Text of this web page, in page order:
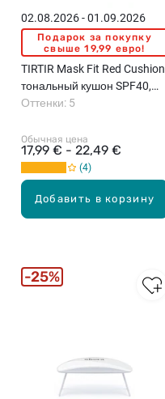
Добавить в корзину
02.08.2026 - 01.09.2026
Подарок за покупку
свыше 19,99 евро!
TIRTIR Mask Fit Red Cushion
тональный кушон SPF40,
18г
Обычная цена
17,99 € - 22,49 €
Оттенки: 5
4
25%